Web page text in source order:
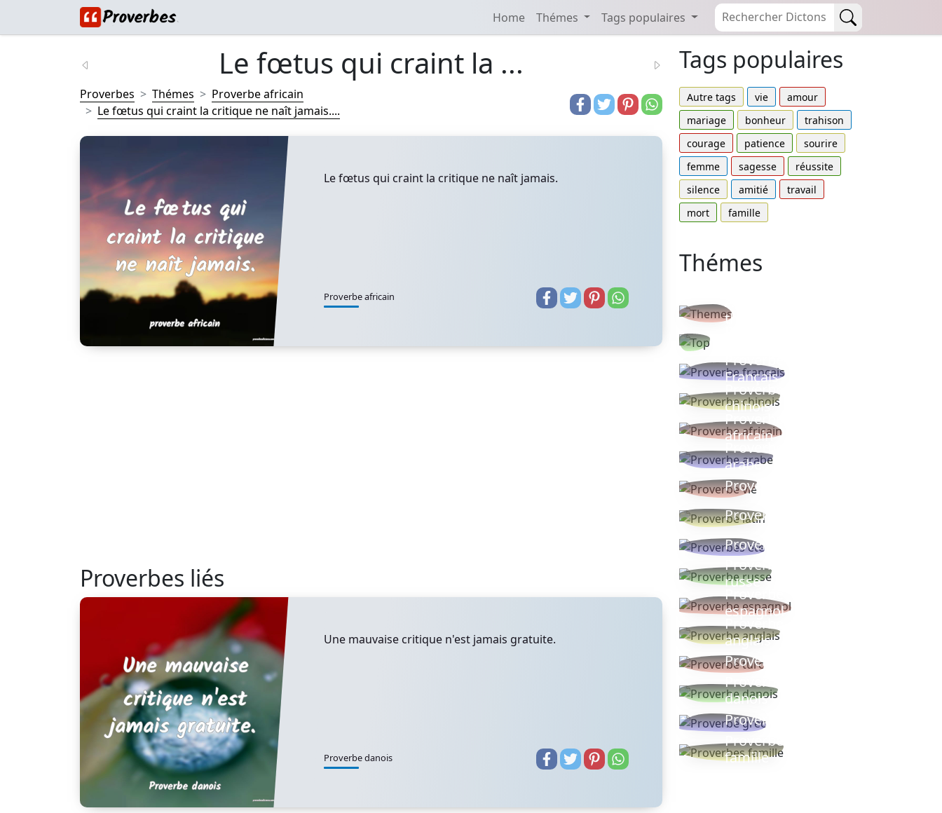
Home Thémes Tags populaires
Le fœtus qui craint la ...
Proverbes Thémes
Proverbe africain
Le fœtus qui craint la critique ne naît jamais....
Le fœtus qui craint la critique ne naît jamais.
Proverbe africain
Proverbes liés
Une mauvaise critique n'est jamais gratuite.
Proverbe danois
Tags populaires
Autre tags vie
amour
mariage
bonheur
trahison
courage
patience
sourire
femme
sagesse
réussite
silence
amitié
travail
mort
famille
Thémes
thèmes
Proverbe
Français
Proverbe
chinois
Proverbe
africain
Proverbe
arabe
Proverbe vie
Proverbe latin
Proverbes ete
Proverbe
russe
Proverbe
espagnol
Proverbe
anglais
Proverbe turc
Proverbe
danois
Proverbe grec
Proverbes
famille